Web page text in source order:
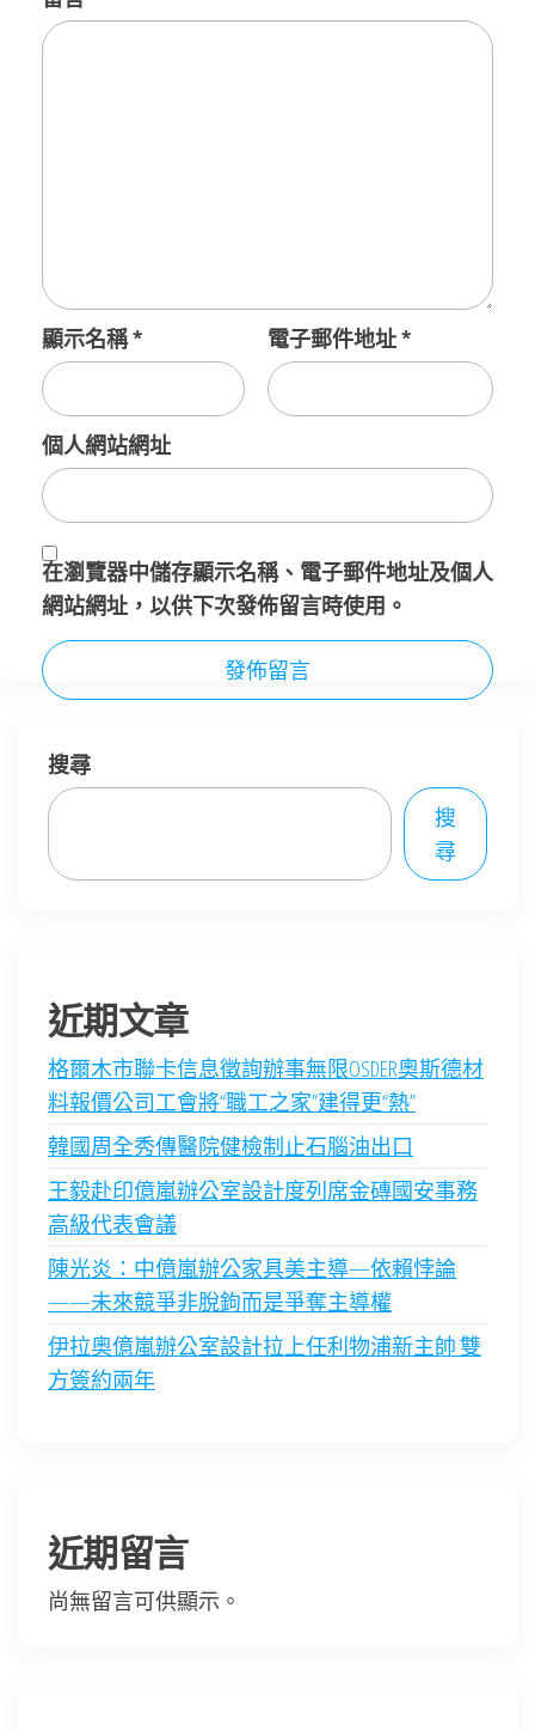
顯示名稱* 電子郵件地址*
個人網站網址
在瀏覽器中儲存顯示名稱、電子郵件地址及個人
網站網址，以供下次發佈留言時使用。
搜尋
搜
尋
近期文章
格爾木市聯卡信息徵詢辦事無限OSDER奧斯德材
料報價公司工會將“職工之家”建得更“熱”
韓國周全秀傳醫院健檢制止石腦油出口
王毅赴印億嵐辦公室設計度列席金磚國安事務
高級代表會議
陳光炎：中億嵐辦公家具美主導—依賴悖論
——未來競爭非脫鉤而是爭奪主導權
伊拉奧億嵐辦公室設計拉上任利物浦新主帥 雙
方簽約兩年
近期留言
尚無留言可供顯示。